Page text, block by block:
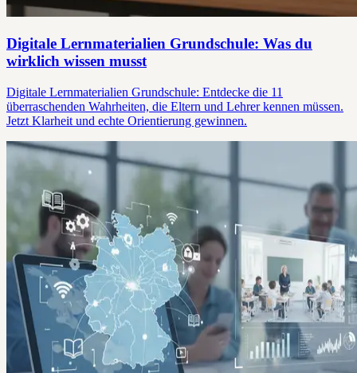
Digitale Lernmaterialien Grundschule: Was du
wirklich wissen musst
Digitale Lernmaterialien Grundschule: Entdecke die 11
überraschenden Wahrheiten, die Eltern und Lehrer kennen müssen.
Jetzt Klarheit und echte Orientierung gewinnen.